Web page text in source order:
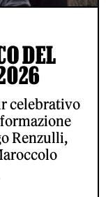
DEL
celebrativo
formazione
Renzulli,